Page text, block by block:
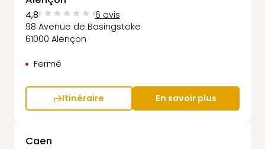
4,8
6 avis
98 Avenue de Basingstoke
61000 Alençon
Fermé
Itinéraire En savoir plus
Caen